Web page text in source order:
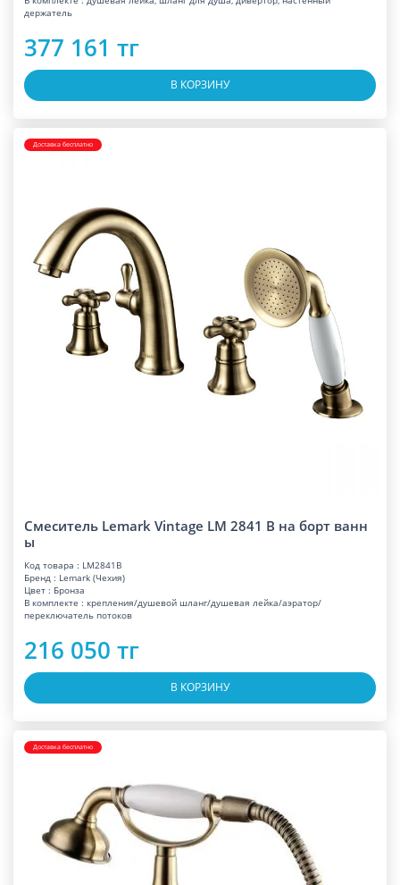
держатель
377 161 тг
В КОРЗИНУ
Доставка бесплатно
Смеситель Lemark Vintage LM 2841 B на борт ванн
ы
Код товара : LM2841B
Бренд : Lemark (Чехия)
Цвет : Бронза
В комплекте : крепления/душевой шланг/душевая лейка/аэратор/
переключатель потоков
216 050 тг
В КОРЗИНУ
Доставка бесплатно